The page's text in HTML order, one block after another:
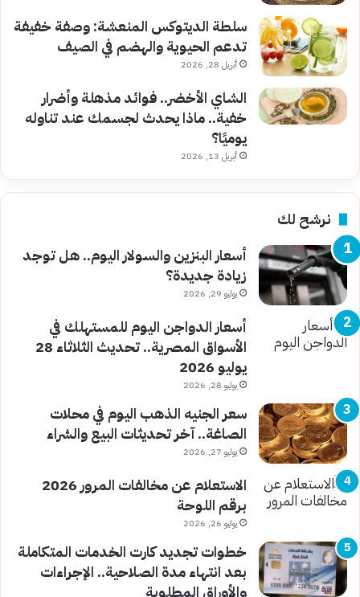
سلطة الديتوكس المنعشة: وصفة خفيفة
تدعم الحيوية والهضم في الصيف
أبريل 28, 2026
الشاي الأخضر.. فوائد مذهلة وأضرار
خفية.. ماذا يحدث لجسمك عند تناوله
يوميًا؟
أبريل 13, 2026
نرشح لك
أسعار البنزين والسولار اليوم.. هل توجد
زيادة جديدة؟
يوليو 29, 2026
أسعار الدواجن اليوم للمستهلك في
الأسواق المصرية.. تحديث الثلاثاء 28
يوليو 2026
يوليو 28, 2026
سعر الجنيه الذهب اليوم في محلات
الصاغة.. آخر تحديثات البيع والشراء
يوليو 27, 2026
الاستعلام عن مخالفات المرور 2026
برقم اللوحة
يوليو 26, 2026
خطوات تجديد كارت الخدمات المتكاملة
بعد انتهاء مدة الصلاحية.. الإجراءات
والأوراق المطلوبة